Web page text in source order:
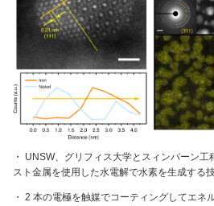
・ UNSW、グリフィス大学とスィンバーン
スト金属を使用した水電解で水素を生成する技
・ 2 本の電極を触媒でコーティングしてエネ